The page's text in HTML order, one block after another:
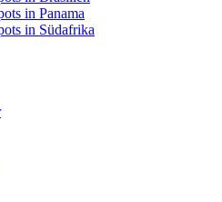
in Panama
in Südafrika